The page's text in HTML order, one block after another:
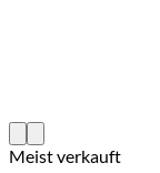
Meist verkauft